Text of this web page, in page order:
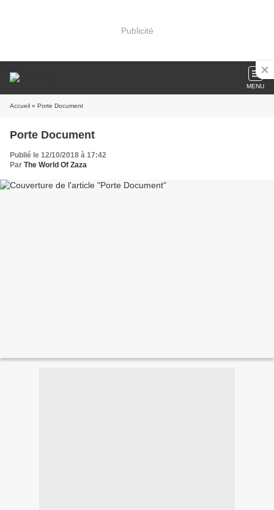
Publicité
MENU
Accueil » Porte Document
Porte Document
Publié le 12/10/2018 à 17:42
Par The World Of Zaza